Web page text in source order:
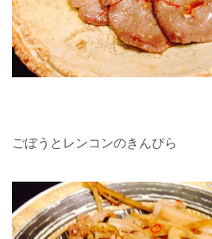
ごぼうとレンコンのきんぴら